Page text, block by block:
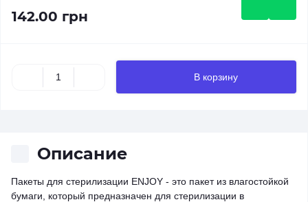
142.00 грн
В корзину
Описание
Пакеты для стерилизации ENJOY - это пакет из влагостойкой
бумаги, который предназначен для стерилизации в